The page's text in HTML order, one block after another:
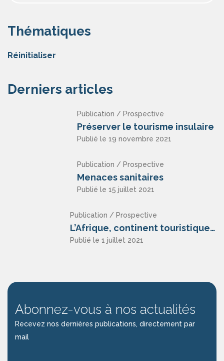
Thématiques
Réinitialiser
Derniers articles
Publication / Prospective
Préserver le tourisme insulaire
Publié le 19 novembre 2021
Publication / Prospective
Menaces sanitaires
Publié le 15 juillet 2021
Publication / Prospective
L’Afrique, continent touristique ?
Publié le 1 juillet 2021
Abonnez-vous à nos actualités
Recevez nos dernières publications, directement par
mail